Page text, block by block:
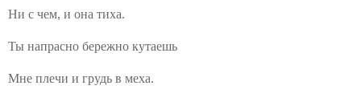
Ни с чем, и она тиха.
Ты напрасно бережно кутаешь
Мне плечи и грудь в меха.